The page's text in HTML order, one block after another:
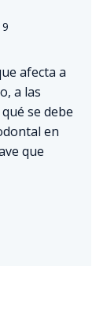
afecta a
a las
se debe
en
que